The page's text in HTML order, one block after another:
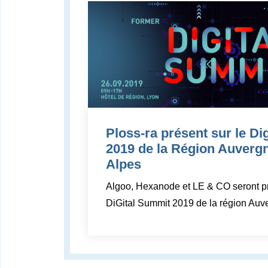
Ploss-ra présent sur le
2019 de la Région
Alpes
Algoo, Hexanode et LE & CO seront
DiGital Summit 2019 de la région